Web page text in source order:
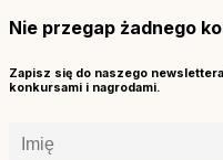
Nie przegap żadnego
Zapisz się do naszego
konkursami i nagrodami.